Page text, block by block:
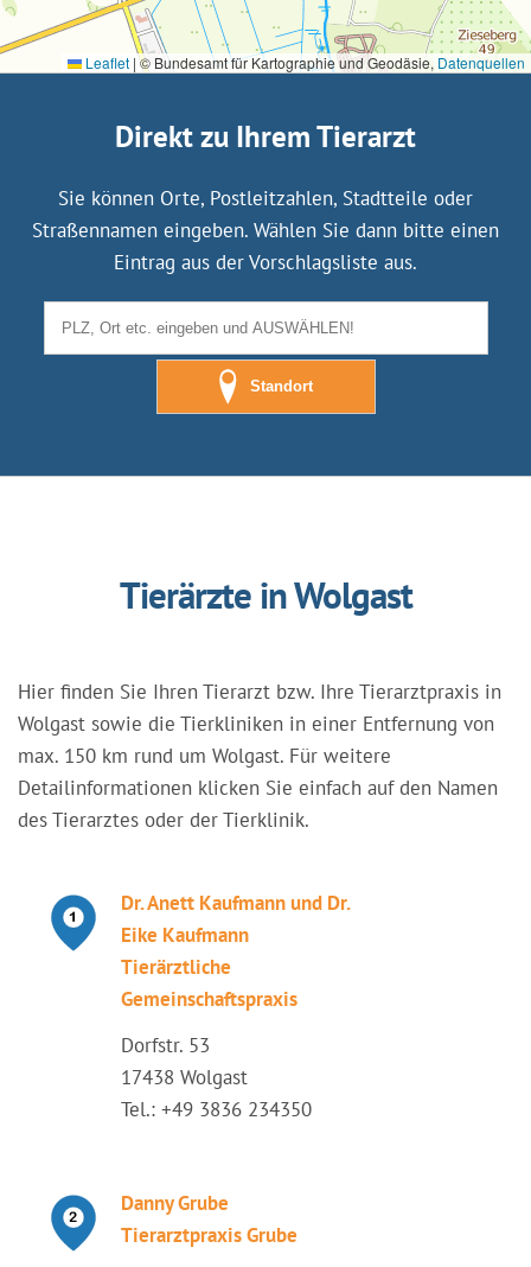
Leaflet |© Bundesamt für Kartographie und Geodäsie, Datenquellen
Direkt zu Ihrem Tierarzt
Sie können Orte, Postleitzahlen, Stadtteile oder
Straßennamen eingeben. Wählen Sie dann bitte einen
Eintrag aus der Vorschlagsliste aus.
Standort
Tierärzte in Wolgast
Hier finden Sie Ihren Tierarzt bzw. Ihre Tierarztpraxis in
Wolgast sowie die Tierkliniken in einer Entfernung von
max. 150 km rund um Wolgast. Für weitere
Detailinformationen klicken Sie einfach auf den Namen
des Tierarztes oder der Tierklinik.
Dr. Anett Kaufmann und Dr.
Eike Kaufmann
Tierärztliche
Gemeinschaftspraxis
Dorfstr. 53
17438 Wolgast
Tel.: +49 3836 234350
Danny Grube
Tierarztpraxis Grube